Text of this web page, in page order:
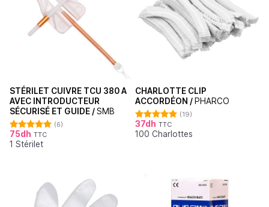
STÉRILET CUIVRE TCU 380 A
AVEC INTRODUCTEUR
SÉCURISÉ ET GUIDE /SMB
Note5.00
sur 5
(6)
75dh TTC
1 Stérilet
CHARLOTTE CLIP
ACCORDÉON / PHARCO
Note4.95
sur 5
(19)
37dh TTC
100 Charlottes